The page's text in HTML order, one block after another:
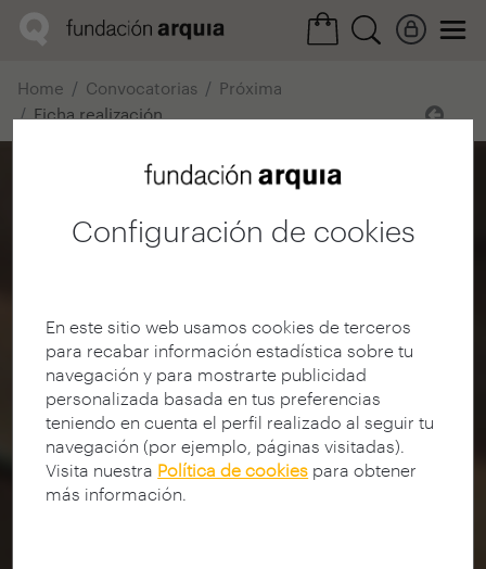
Configuración de cookies
En este sitio web usamos cookies de terceros
para recabar información estadística sobre tu
navegación y para mostrarte publicidad
personalizada basada en tus preferencias
teniendo en cuenta el perfil realizado al seguir tu
navegación (por ejemplo, páginas visitadas).
Visita nuestra Política de cookies para obtener
más información.
Home Convocatorias
Próxima
Ficha realización